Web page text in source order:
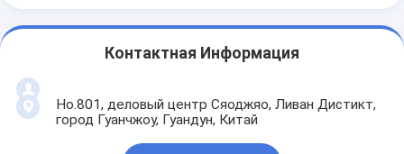
Контактная Информация
Но.801, деловый центр Сяоджяо, Ливан Дистикт,
город Гуанчжоу, Гуандун, Китай